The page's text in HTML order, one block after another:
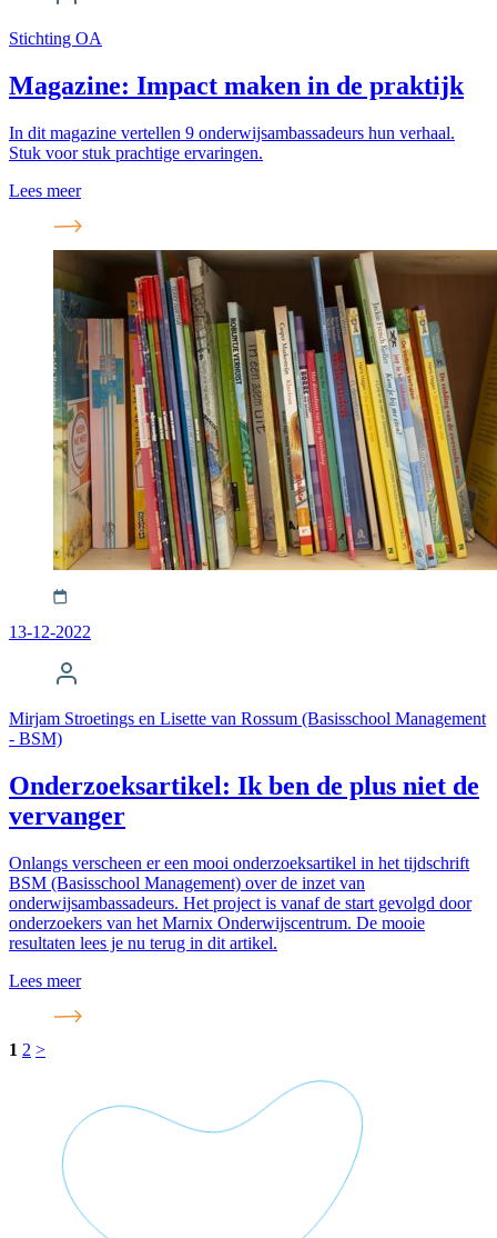
Stichting OA
Magazine: Impact maken in de praktijk
In dit magazine vertellen 9 onderwijsambassadeurs hun verhaal.
Stuk voor stuk prachtige ervaringen.
Lees meer
13-12-2022
Mirjam Stroetings en Lisette van Rossum (Basisschool Management
- BSM)
Onderzoeksartikel: Ik ben de plus niet de
vervanger
Onlangs verscheen er een mooi onderzoeksartikel in het tijdschrift
BSM (Basisschool Management) over de inzet van
onderwijsambassadeurs. Het project is vanaf de start gevolgd door
onderzoekers van het Marnix Onderwijscentrum. De mooie
resultaten lees je nu terug in dit artikel.
Lees meer
1 2 >